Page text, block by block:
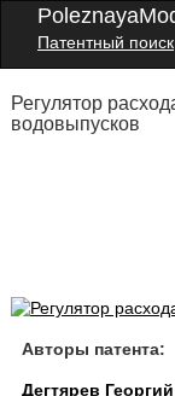
Патентный поиск
Регулятор
водовыпусков
Авторы патента:
Дегтярев